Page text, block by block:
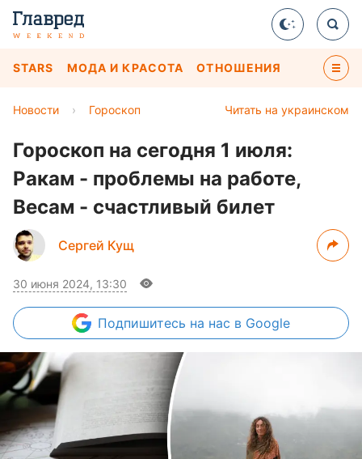
STARS МОДА И КРАСОТА ОТНОШЕНИЯ
Читать на украинском
Новости › Гороскоп
Гороскоп на сегодня 1 июля:
Ракам - проблемы на работе,
Весам - счастливый билет
Сергей Кущ
30 июня 2024, 13:30
Подпишитесь на нас в Google